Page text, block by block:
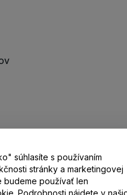
nás
súhlasíte s používaním
stránky a marketingovej
budeme používať len
Podrobnosti nájdete v